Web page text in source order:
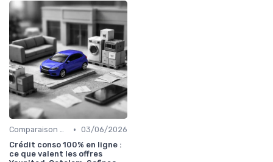
Comparaison des offres • 03/06/2026
Crédit conso 100% en ligne :
ce que valent les offres